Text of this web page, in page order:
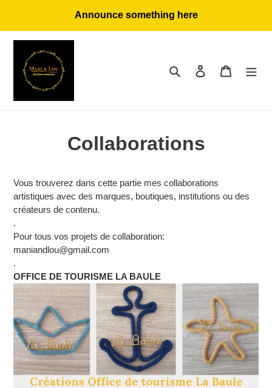
content
Announce something here
Search Log in Cart
Collaborations
Vous trouverez dans cette partie mes collaborations
artistiques avec des marques, boutiques, institutions ou des
créateurs de contenu.
.
Pour tous vos projets de collaboration:
maniandlou@gmail.com
.
OFFICE DE TOURISME LA BAULE